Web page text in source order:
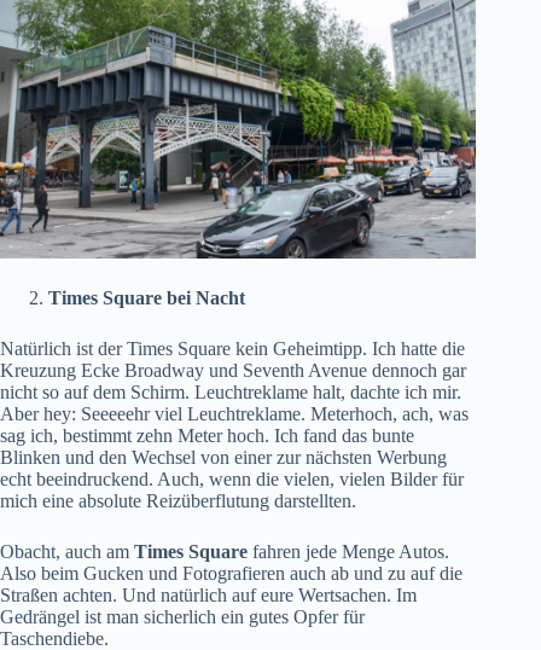
Times Square bei Nacht
Natürlich ist der Times Square kein Geheimtipp. Ich hatte die
Kreuzung Ecke Broadway und Seventh Avenue dennoch gar
nicht so auf dem Schirm. Leuchtreklame halt, dachte ich mir.
Aber hey: Seeeeehr viel Leuchtreklame. Meterhoch, ach, was
sag ich, bestimmt zehn Meter hoch. Ich fand das bunte
Blinken und den Wechsel von einer zur nächsten Werbung
echt beeindruckend. Auch, wenn die vielen, vielen Bilder für
mich eine absolute Reizüberflutung darstellten.
Obacht, auch am Times Square fahren jede Menge Autos.
Also beim Gucken und Fotografieren auch ab und zu auf die
Straßen achten. Und natürlich auf eure Wertsachen. Im
Gedrängel ist man sicherlich ein gutes Opfer für
Taschendiebe.